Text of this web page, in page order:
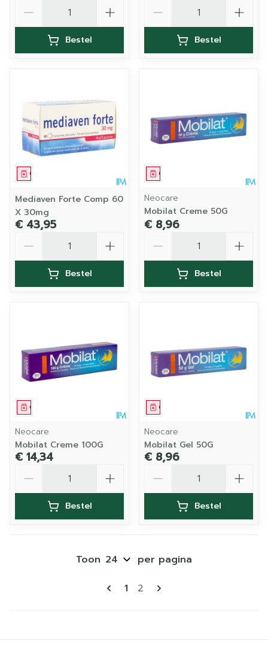
Bestel Bestel
Geneesmiddel
Mediaven Forte Comp 60
X 30mg
€ 43,95
Bestel
Geneesmiddel
Neocare
Mobilat Creme 50G
€ 8,96
Bestel
Geneesmiddel
Neocare
Mobilat Creme 100G
€ 14,34
Bestel
Geneesmiddel
Neocare
Mobilat Gel 50G
€ 8,96
Bestel
Pagina's
U lees momenteel pagina
1 Pagina
2
Toon per pagina